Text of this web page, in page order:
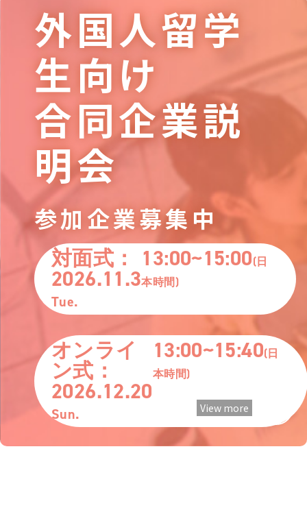
外国人留学
生向け
合同企業説
明会
参加企業募集中
対面式：
2026.11.3
Tue.
13:00~15:00(日
本時間)
オンライ
ン式：
2026.12.20
Sun.
13:00~15:40(日
本時間)
View more